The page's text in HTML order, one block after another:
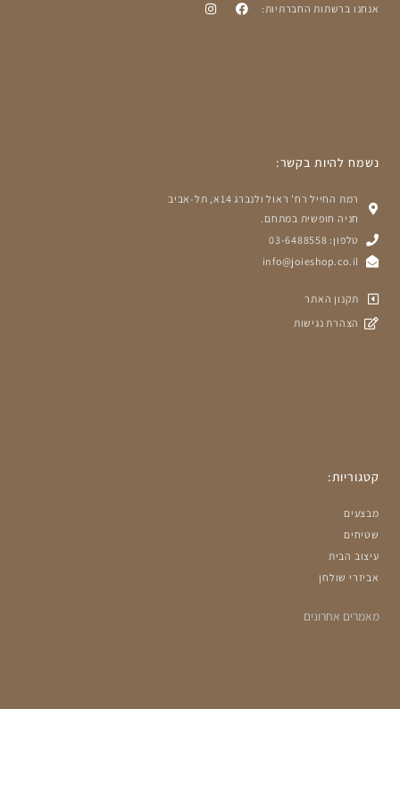
אנחנו ברשתות החברתיות:
נשמח להיות בקשר:
רמת החייל רח' ראול ולנברג 14א, תל-אביב
חניה חופשית במתחם.
טלפון: 03-6488558
info@joieshop.co.il
תקנון האתר
הצהרת נגישות
קטגוריות:
מבצעים
שטיחים
עיצוב הבית
אביזרי שולחן
מאמרים אחרונים